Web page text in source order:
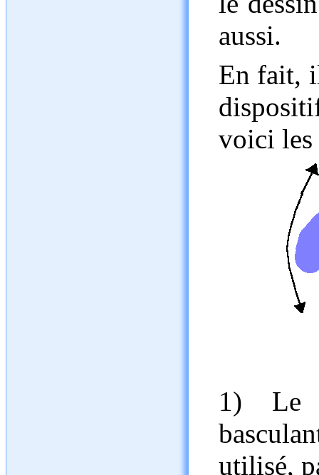
aussi.
En fait,
voici
1) Le
utilisé,